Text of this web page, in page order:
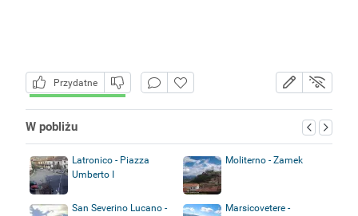
Przydatne
W pobliżu
Latronico - Piazza
Umberto I
Moliterno - Zamek
San Severino Lucano -
Marsicovetere -